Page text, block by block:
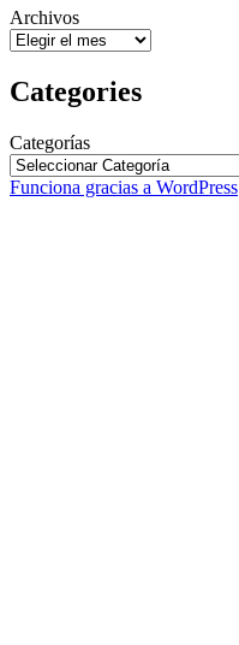
Archivos
Categories
Categorías
Funciona gracias a WordPress